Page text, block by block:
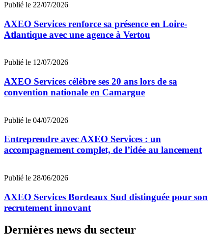
Publié le 22/07/2026
AXEO Services renforce sa présence en Loire-
Atlantique avec une agence à Vertou
Publié le 12/07/2026
AXEO Services célèbre ses 20 ans lors de sa
convention nationale en Camargue
Publié le 04/07/2026
Entreprendre avec AXEO Services : un
accompagnement complet, de l’idée au lancement
Publié le 28/06/2026
AXEO Services Bordeaux Sud distinguée pour son
recrutement innovant
Dernières news du secteur